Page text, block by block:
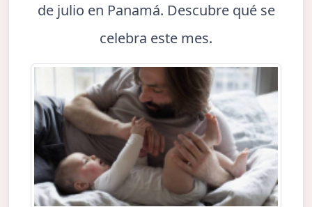
de julio en Panamá. Descubre qué se
celebra este mes.